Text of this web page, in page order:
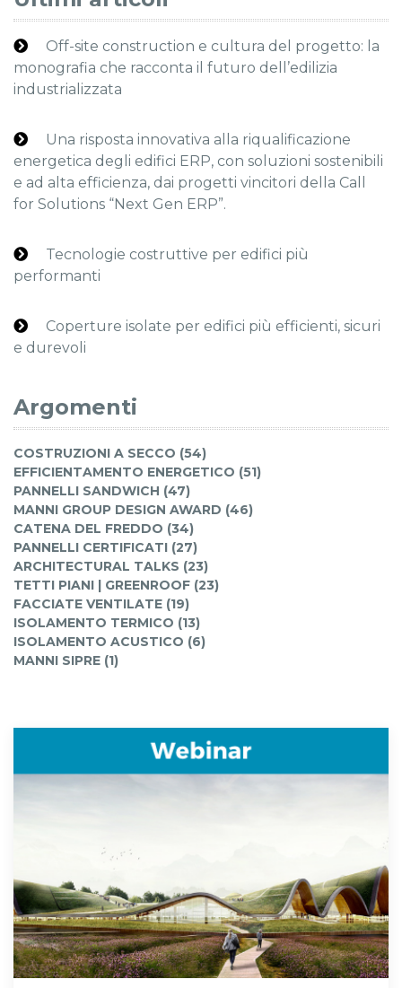
Off-site construction e cultura del progetto: la
monografia che racconta il futuro dell’edilizia
industrializzata
Una risposta innovativa alla riqualificazione
energetica degli edifici ERP, con soluzioni sostenibili
e ad alta efficienza, dai progetti vincitori della Call
for Solutions “Next Gen ERP”.
Tecnologie costruttive per edifici più
performanti
Coperture isolate per edifici più efficienti, sicuri
e durevoli
Argomenti
COSTRUZIONI A SECCO (54)
EFFICIENTAMENTO ENERGETICO (51)
PANNELLI SANDWICH (47)
MANNI GROUP DESIGN AWARD (46)
CATENA DEL FREDDO (34)
PANNELLI CERTIFICATI (27)
ARCHITECTURAL TALKS (23)
TETTI PIANI | GREENROOF (23)
FACCIATE VENTILATE (19)
ISOLAMENTO TERMICO (13)
ISOLAMENTO ACUSTICO (6)
MANNI SIPRE (1)